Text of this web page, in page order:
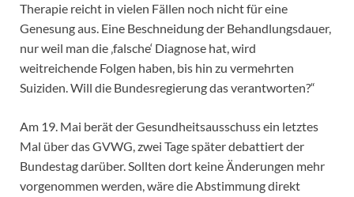
Therapie reicht in vielen Fällen noch nicht für eine
Genesung aus. Eine Beschneidung der Behandlungsdauer,
nur weil man die ‚falsche‘ Diagnose hat, wird
weitreichende Folgen haben, bis hin zu vermehrten
Suiziden. Will die Bundesregierung das verantworten?“
Am 19. Mai berät der Gesundheitsausschuss ein letztes
Mal über das GVWG, zwei Tage später debattiert der
Bundestag darüber. Sollten dort keine Änderungen mehr
vorgenommen werden, wäre die Abstimmung direkt